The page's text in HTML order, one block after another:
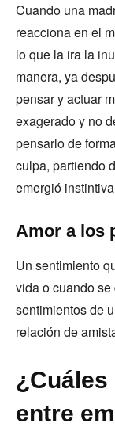
Cuando una
reacciona en el
lo que la ira la
manera, ya
pensar y actuar
exagerado y no
pensarlo de
culpa, partiendo
emergió
Amor a los
Un sentimiento
vida o cuando
sentimientos de
relación de
¿Cuáles
entre